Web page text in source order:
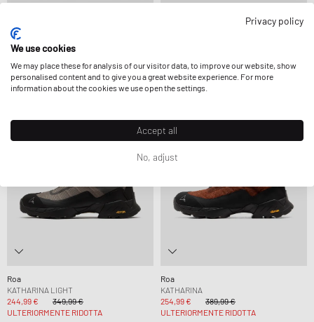
HIDA LOW
324,99 €
Roa
KATHARINA LIGHT
244,99 €
349,99 €
ULTERIORMENTE RIDOTTA
Roa
KATHARINA
254,99 €
389,99 €
ULTERIORMENTE RIDOTTA
Privacy policy
We use cookies
We may place these for analysis of our visitor data, to improve our website, show
personalised content and to give you a great website experience. For more
information about the cookies we use open the settings.
Accept all
No, adjust